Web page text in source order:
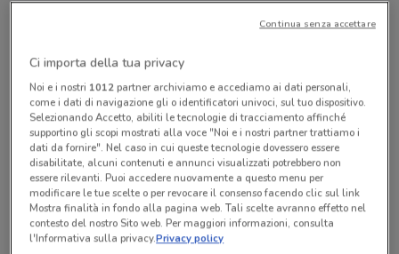
chiamando il negozio.
Lunedì n.d.
Martedì n.d.
Mercoledì n.d.
Giovedì n.d.
Venerdì n.d.
Sabato n.d.
Domenica n.d.
0652456597
ROMA 183
Tutte le promozioni di questo negozio
Ci importa della tua privacy
Noi e i nostri 1012partner archiviamo e accediamo ai dati personali,
come i dati di navigazione gli o identificatori univoci, sul tuo dispositivo.
Selezionando Accetto, abiliti le tecnologie di tracciamento affinché
supportino gli scopi mostrati alla voce "Noi e i nostri partner trattiamo i
dati da fornire". Nel caso in cui queste tecnologie dovessero essere
disabilitate, alcuni contenuti e annunci visualizzati potrebbero non
essere rilevanti. Puoi accedere nuovamente a questo menu per
modificare le tue scelte o per revocare il consenso facendo clic sul link
Mostra finalità in fondo alla pagina web. Tali scelte avranno effetto nel
contesto del nostro Sito web. Per maggiori informazioni, consulta
l'Informativa sulla privacy.Privacy policy
Continua senza accettare